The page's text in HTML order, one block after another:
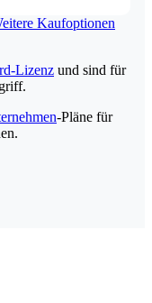
Kaufoptionen
Lizenz und sind für
-Pläne für